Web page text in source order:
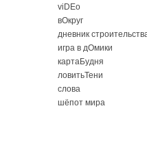
viDEo
вОкруг
дневник
игра в дОмики
картаБудня
ловитьТени
слова
шёпот мира